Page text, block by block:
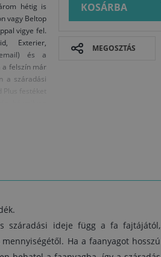
hétig is
vagy Beltop
vigye fel.
Exterier,
és a
a felszín már
a száradási
festéket
fertőzött,
műszaki
KOSÁRBA
MEGOSZTÁS
száradási ideje függ a fa fajtájától,
Ha a faanyagot hosszú